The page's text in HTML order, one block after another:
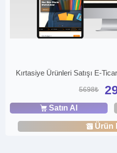
Kırtasiye Ürünleri Satışı E-
5698₺
Satın Al
Ürün